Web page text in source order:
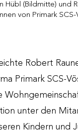
Hübl (Bildmitte) und
von Primark
Robert
Primark SCS-
unter den
Kindern und